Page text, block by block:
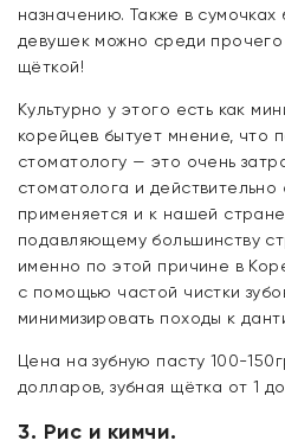
назначению. Также в
девушек можно среди
щёткой!
Культурно у этого есть как
корейцев бытует мнение, что
стоматологу — это очень
стоматолога и
применяется и к нашей
подавляющему большинству
именно по этой причине в
с помощью частой чистки
минимизировать походы к
Цена на зубную пасту 100-
долларов, зубная щётка от 1
3. Рис и кимчи.